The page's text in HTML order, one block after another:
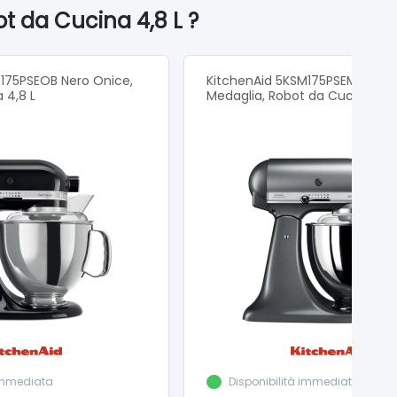
da Cucina 4,8 L ?
Nero Onice,
4,8 L
KitchenAid 5KSM175PSEMS
Medaglia, Robot da Cucina 4,8
Disponibilità immediata